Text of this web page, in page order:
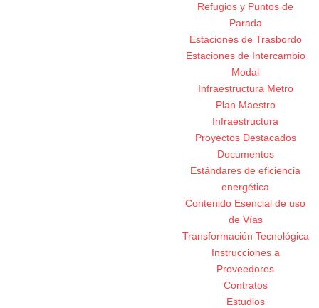
Refugios y Puntos de
Parada
Estaciones de Trasbordo
Estaciones de Intercambio
Modal
Infraestructura Metro
Plan Maestro
Infraestructura
Proyectos Destacados
Documentos
Estándares de eficiencia
energética
Contenido Esencial de uso
de Vías
Transformación Tecnológica
Instrucciones a
Proveedores
Contratos
Estudios